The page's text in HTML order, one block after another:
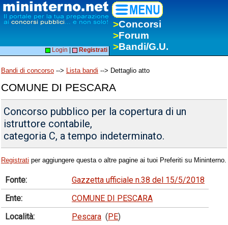
>Concorsi
>Forum
>Bandi/G.U.
Login Registrati
Bandi di concorso --> Lista bandi --> Dettaglio atto
COMUNE DI PESCARA
Concorso pubblico per la copertura di un
istruttore contabile,
categoria C, a tempo indeterminato.
Registrati per aggiungere questa o altre pagine ai tuoi Preferiti su Mininterno.
Fonte:
Gazzetta ufficiale n.38 del 15/5/2018
Ente:
COMUNE DI PESCARA
Località:
Pescara (PE)